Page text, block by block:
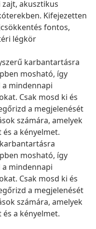
akusztikus
Kifejezetten
fontos,
légkör
karbantartásra
mosható, így
mindennapi
Csak mosd ki és
a megjelenését
számára, amelyek
a kényelmet.
mosható, így
mindennapi
Csak mosd ki és
a megjelenését
számára, amelyek
a kényelmet.